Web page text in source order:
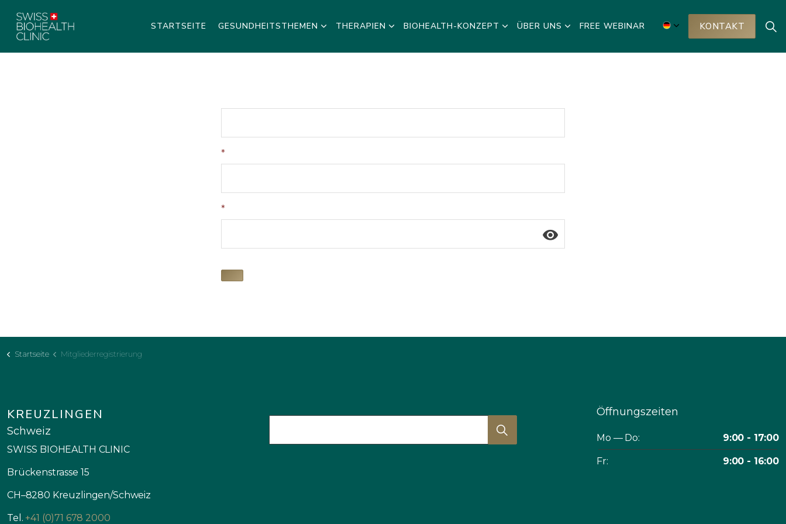
STARTSEITE GESUNDHEITSTHEMEN THERAPIEN BIOHEALTH-KONZEPT ÜBER UNS FREE WEBINAR KONTAKT
*
*
Startseite Mitgliederregistrierung
KREUZLINGEN
Schweiz
SWISS BIOHEALTH CLINIC
Brückenstrasse 15
CH–8280 Kreuzlingen/Schweiz
Tel. +41 (0)71 678 2000
Öffnungszeiten
Mo — Do: 9:00 - 17:00
Fr: 9:00 - 16:00